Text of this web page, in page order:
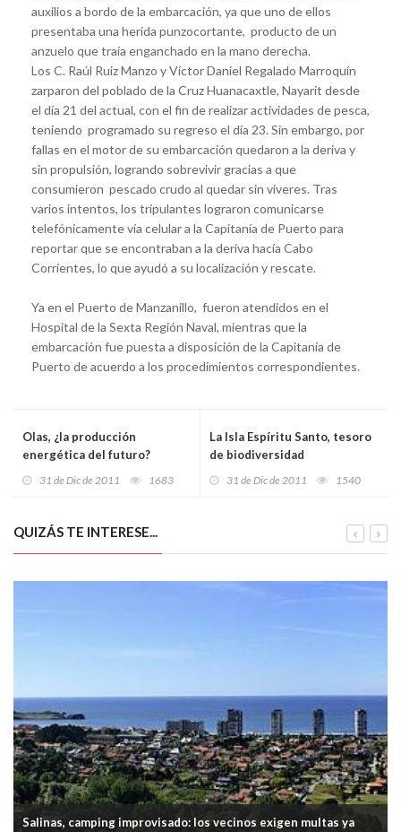
auxilios a bordo de la embarcación, ya que uno de ellos
presentaba una herida punzocortante, producto de un
anzuelo que traía enganchado en la mano derecha.
Los C. Raúl Ruiz Manzo y Víctor Daniel Regalado Marroquín
zarparon del poblado de la Cruz Huanacaxtle, Nayarit desde
el día 21 del actual, con el fin de realizar actividades de pesca,
teniendo programado su regreso el día 23. Sin embargo, por
fallas en el motor de su embarcación quedaron a la deriva y
sin propulsión, logrando sobrevivir gracias a que
consumieron pescado crudo al quedar sin víveres. Tras
varios intentos, los tripulantes lograron comunicarse
telefónicamente vía celular a la Capitanía de Puerto para
reportar que se encontraban a la deriva hacía Cabo
Corrientes, lo que ayudó a su localización y rescate.
Ya en el Puerto de Manzanillo, fueron atendidos en el
Hospital de la Sexta Región Naval, mientras que la
embarcación fue puesta a disposición de la Capitanía de
Puerto de acuerdo a los procedimientos correspondientes.
Olas, ¿la producción
energética del futuro?
31 de Dic de 2011 1683
La Isla Espíritu Santo, tesoro
de biodiversidad
31 de Dic de 2011 1540
QUIZÁS TE INTERESE...
Salinas, camping improvisado: los vecinos exigen multas ya